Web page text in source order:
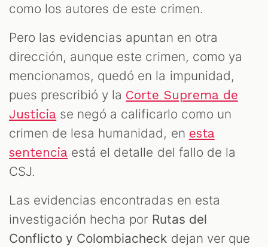
como los autores de este crimen.
Pero las evidencias apuntan en otra
dirección, aunque este crimen, como ya
mencionamos, quedó en la impunidad,
pues prescribió y la Corte Suprema de
Justicia se negó a calificarlo como un
crimen de lesa humanidad, en esta
sentencia está el detalle del fallo de la
CSJ.
Las evidencias encontradas en esta
investigación hecha por Rutas del
Conflicto y Colombiacheck dejan ver que